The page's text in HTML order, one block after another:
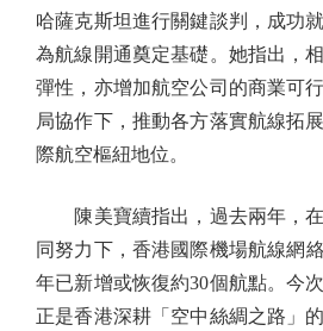
哈薩克斯坦進行關鍵談判，成功
為航線開通奠定基礎。她指出，
彈性，亦增加航空公司的商業可
局協作下，推動各方落實航線拓
際航空樞紐地位。
陳美寶續指出，過去兩年，在
同努力下，香港國際機場航線網
年已新增或恢復約30個航點。今
正是香港深耕「空中絲綢之路」